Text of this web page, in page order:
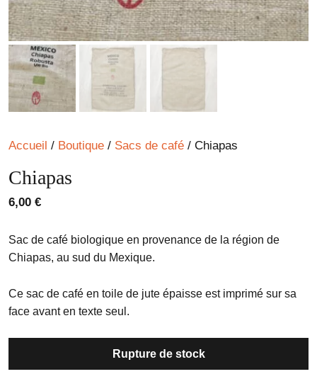
Accueil / Boutique / Sacs de café / Chiapas
Chiapas
6,00 €
Sac de café biologique en provenance de la région de
Chiapas, au sud du Mexique.
Ce sac de café en toile de jute épaisse est imprimé sur sa
face avant en texte seul.
Rupture de stock